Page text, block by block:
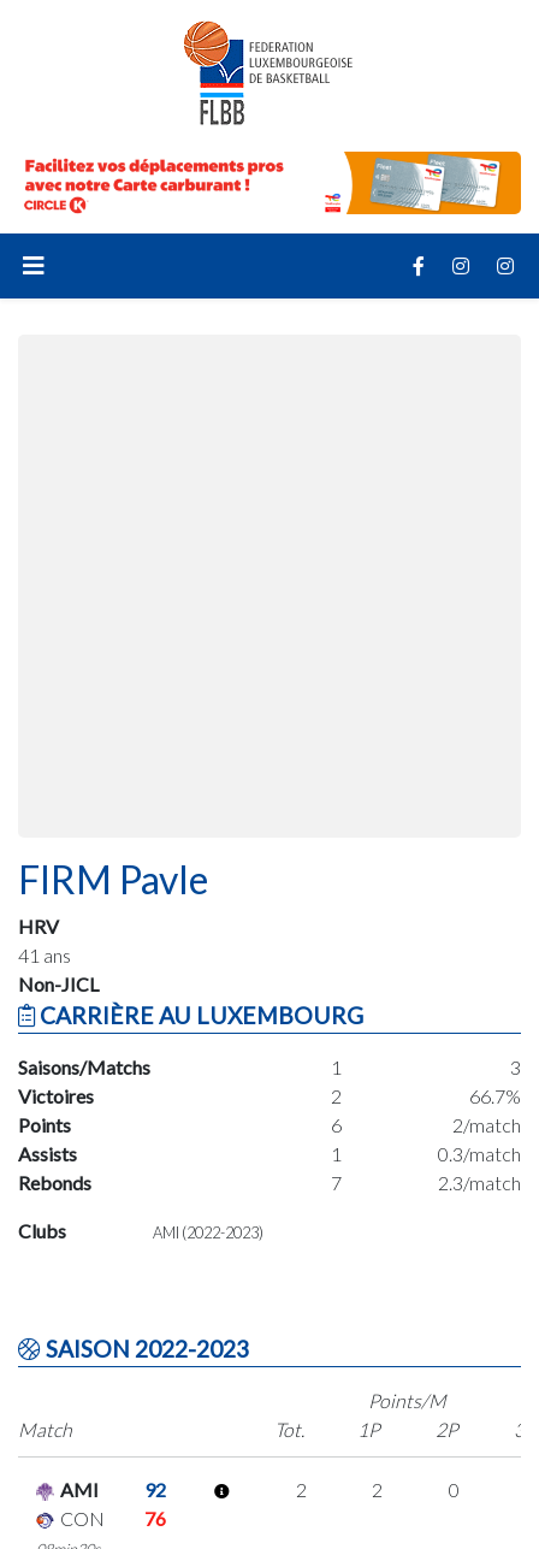
FIRM Pavle
HRV
41 ans
Non-JICL
CARRIÈRE AU LUXEMBOURG
Saisons/Matchs 1
3
Victoires
2
66.7%
Points
6
2/match
Assists
1
0.3/match
Rebonds
7 2.3/match
Clubs AMI (2022-2023)
SAISON 2022-2023
Match
Points/M
Tot.
1P 2P 3P
AMI
92
CON
76
2 2 0